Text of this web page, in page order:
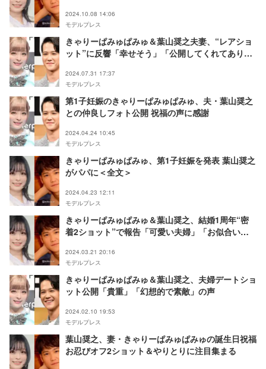
2024.10.08 14:06
モデルプレス
きゃりーぱみゅぱみゅ＆葉山奨之夫妻、“レアショ
ット”に反響「幸せそう」「公開してくれてありが
2024.07.31 17:37
モデルプレス
第1子妊娠のきゃりーぱみゅぱみゅ、夫・葉山奨之
との仲良しフォト公開 祝福の声に感謝
2024.04.24 10:45
モデルプレス
きゃりーぱみゅぱみゅ、第1子妊娠を発表 葉山奨之
がパパに＜全文＞
2024.04.23 12:11
モデルプレス
きゃりーぱみゅぱみゅ＆葉山奨之、結婚1周年“密
着2ショット”で報告「可愛い夫婦」「お似合い」
2024.03.21 20:16
モデルプレス
きゃりーぱみゅぱみゅ＆葉山奨之、夫婦デートショ
ット公開「貴重」「幻想的で素敵」の声
2024.02.10 19:53
モデルプレス
葉山奨之、妻・きゃりーぱみゅぱみゅの誕生日祝福
お忍びオフ2ショット＆やりとりに注目集まる